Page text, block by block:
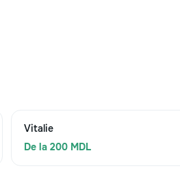
Vitalie
De la 200 MDL